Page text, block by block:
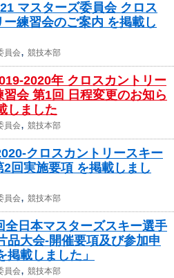
マスターズ委員会 クロス
ー練習会のご案内 を掲載し
員会, 競技本部
2020年 クロスカントリー
習会 第1回 日程変更のお知ら
しました
員会, 競技本部
クロスカントリースキー
2回実施要項 を掲載しまし
員会, 競技本部
全日本マスターズスキー選手
品大会-開催要項及び参加申
掲載しました」
員会, 競技本部